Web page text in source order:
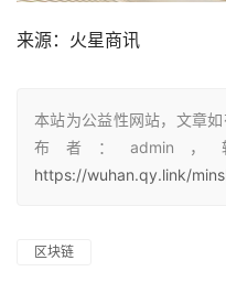
来源： 火星商讯
本站为公益性网站，文章
布者：admin
https://wuhan.qy.link/
区块链